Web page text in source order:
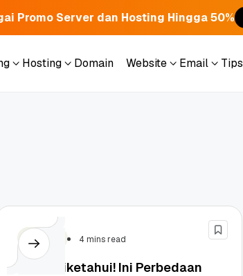
Promo Server dan Hosting Hingga 50%
Hosting
Domain
Website
Email
Tips
Domain 4 mins read
Wajib Diketahui! Ini Perbedaan